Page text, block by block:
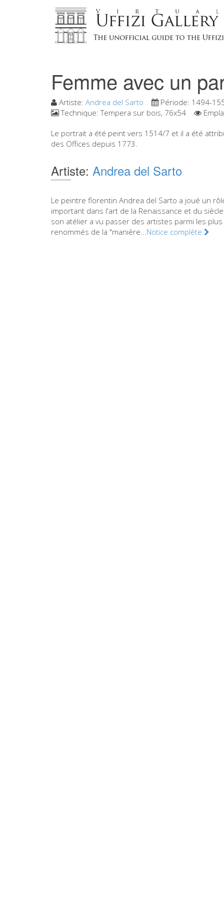
Femme avec un
Artiste: Andrea del Sarto Période: 1494-
Technique:Tempera sur bois, 76x54
Le portrait a été peint vers 1514/7 et il a été
des Offices depuis 1773.
Artiste: Andrea del Sarto
Le peintre florentin Andrea del Sarto a joué un
important dans l'art de la Renaissance et du
son atélier a vu passer des artistes parmi les plus
renommés de la "manière...Notice complète